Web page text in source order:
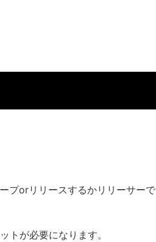
プorリリースするかリリーサーで
トが必要になります。